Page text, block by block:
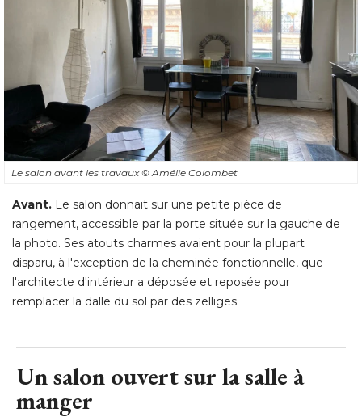
Le salon avant les travaux© Amélie Colombet
Avant. Le salon donnait sur une petite pièce de
rangement, accessible par la porte située sur la gauche de
la photo. Ses atouts charmes avaient pour la plupart
disparu, à l'exception de la cheminée fonctionnelle, que
l'architecte d'intérieur a déposée et reposée pour
remplacer la dalle du sol par des zelliges.
Un salon ouvert sur la salle à
manger